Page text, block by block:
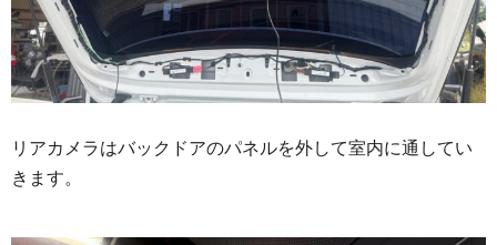
リアカメラはバックドアのパネルを外して室内に通してい
きます。